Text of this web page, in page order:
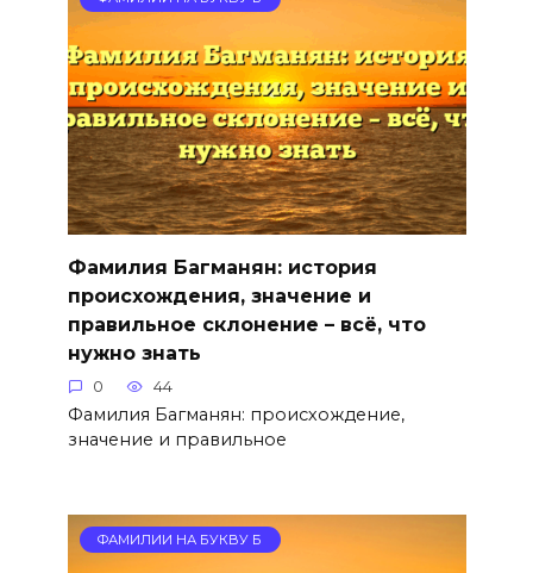
Фамилия Багманян: история
происхождения, значение и
правильное склонение – всё, что
нужно знать
0 44
Фамилия Багманян: происхождение,
значение и правильное
ФАМИЛИИ НА БУКВУ Б